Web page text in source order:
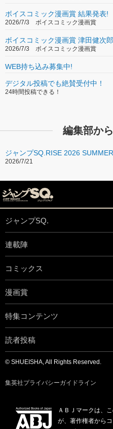
ボイスコミック漫画賞 結果発表!
2026/7/3 ボイスコミック漫画賞
ボイスコミック漫画賞 津田健次
2026/7/3 ボイスコミック漫画賞
WEB持ち込み募集中!
デジタル投稿でも絶賛受付中！
24時間投稿できる！
編集部か
ジャンプSQ.RISE 2026
2026/7/21
ジャンプSQ.
連載陣
コミックス
漫画賞
特集コンテンツ
読者投稿
© SHUEISHA, All Rights Reserved.
集英社プライバシーガイドライン
ＡＢＪマークは、
が、著作権者から